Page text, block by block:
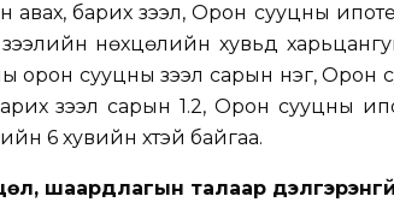
авах, барих зээл, Орон сууцны
нөхцөлийн хувьд
орон сууцны зээл сарын нэг, Орон
зээл сарын 1.2, Орон сууцны
6 хувийн хүүтэй байгаа.
шаардлагын талаар